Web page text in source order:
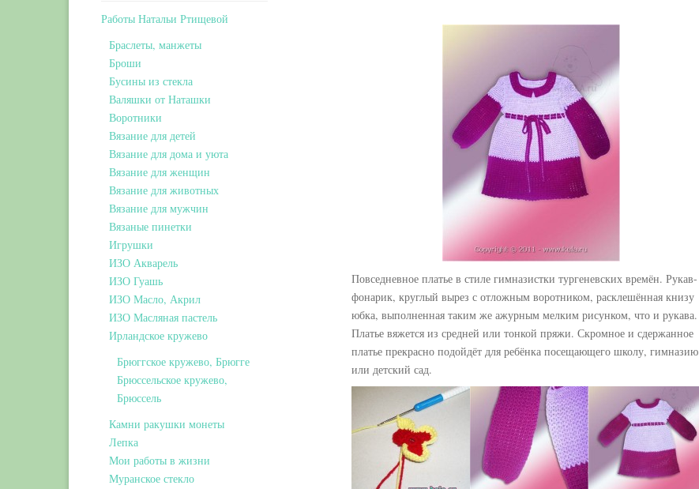
Повседневное платье в стиле гимназистки тургеневских времён. Рукав-
фонарик, круглый вырез с отложным воротником, расклешённая книзу
юбка, выполненная таким же ажурным мелким рисунком, что и рукава.
Платье вяжется из средней или тонкой пряжи. Скромное и сдержанное
платье прекрасно подойдёт для ребёнка посещающего школу, гимназию
или детский сад.
Работы Натальи Ртищевой
Браслеты, манжеты
Броши
Бусины из стекла
Валяшки от Наташки
Воротники
Вязание для детей
Вязание для дома и уюта
Вязание для женщин
Вязание для животных
Вязание для мужчин
Вязаные пинетки
Игрушки
ИЗО Акварель
ИЗО Гуашь
ИЗО Масло, Акрил
ИЗО Масляная пастель
Ирландское кружево
Брюггское кружево, Брюгге
Брюссельское кружево,
Брюссель
Камни ракушки монеты
Лепка
Мои работы в жизни
Муранское стекло